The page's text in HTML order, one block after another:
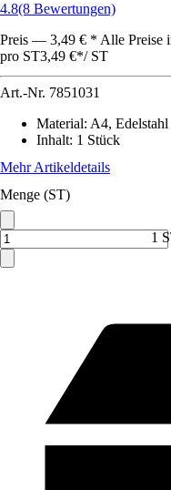
4.8(8 Bewertungen)
Preis — 3,49 € * Alle Preise
pro ST3,49 €*/ ST
Art.-Nr. 7851031
Material: A4, Edelstahl
Inhalt: 1 Stück
Mehr Artikeldetails
Menge (ST)
1